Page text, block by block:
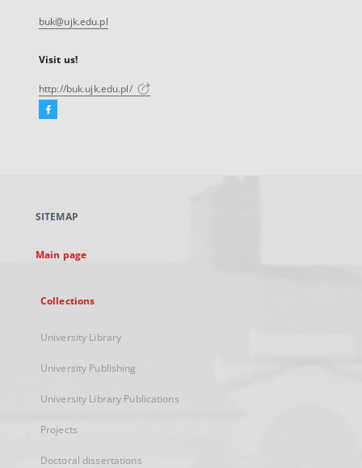
buk@ujk.edu.pl
Visit us!
http://buk.ujk.edu.pl/
Facebook
new
SITEMAP
Main page
Collections
University Library
University Publishing
University Library Publications
Projects
Doctoral dissertations